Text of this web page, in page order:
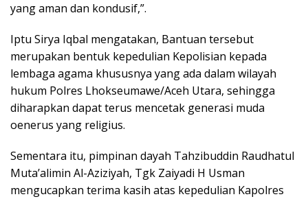
yang aman dan kondusif,”.
Iptu Sirya Iqbal mengatakan, Bantuan tersebut
merupakan bentuk kepedulian Kepolisian kepada
lembaga agama khususnya yang ada dalam wilayah
hukum Polres Lhokseumawe/Aceh Utara, sehingga
diharapkan dapat terus mencetak generasi muda
oenerus yang religius.
Sementara itu, pimpinan dayah Tahzibuddin Raudhatul
Muta’alimin Al-Aziziyah, Tgk Zaiyadi H Usman
mengucapkan terima kasih atas kepedulian Kapolres